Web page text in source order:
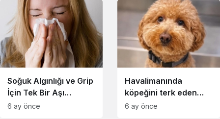
Soğuk Algınlığı ve Grip
İçin Tek Bir Aşı
Dönemi Başlıyor
6 ay önce
Havalimanında
köpeğini terk eden
kadın gözaltına alındı
6 ay önce